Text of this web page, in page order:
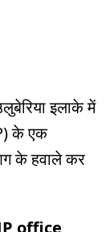
इलाके में
के एक
के हवाले कर